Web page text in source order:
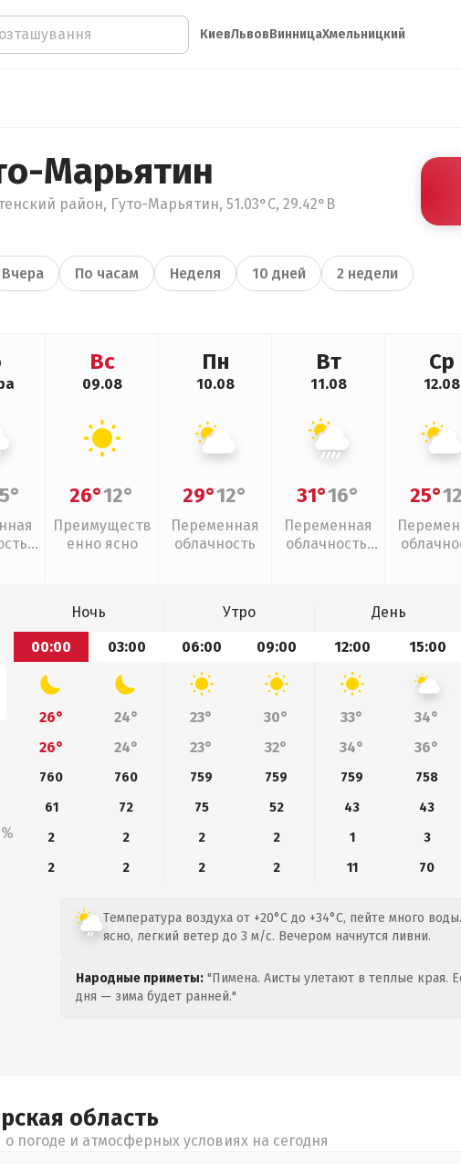
КиевЛьвовВинницаХмельницкий
Марьятин
район, Гуто-Марьятин, 51.03°С, 29.42°В
Вчера По часам Неделя 10 дней 2 недели
Вс
09.08
26°12°
Преимуществ
енно ясно
Пн
10.08
29°12°
Переменная
облачность
Вт
11.08
31°16°
Переменная
облачность,
Ср
12.08
25°
Ночь Утро День
00:00
03:00 06:00 09:00 12:00 15:00
26° 24° 23° 30° 33° 34°
26°
24° 23° 32° 34° 36°
760 760 759 759 759 758
61
72 75 52 43 43
2
2 2 2 1 3
2
2 2 2 11 70
Температура воздуха от +20°C до +34°C, пейте много
ясно, легкий ветер до 3 м/с. Вечером начнутся ливни.
Народные приметы: "Пимена. Аисты улетают в теплые края.
дня — зима будет ранней."
область
погоде и атмосферных условиях на сегодня